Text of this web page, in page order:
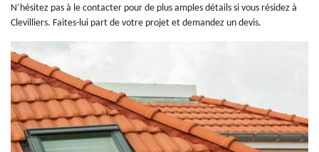
N’hésitez pas à le contacter pour de plus amples détails si vous résidez à
Clevilliers. Faites-lui part de votre projet et demandez un devis.